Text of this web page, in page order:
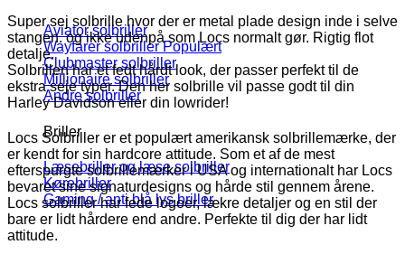
Aviator solbriller
Wayfarer solbriller
Clubmaster solbriller
Millionaire solbriller
Andre solbriller
Briller
Læsebriller og læse solbriller
Kørebriller
Gaming / anti blå lys briller
Super sej solbrille hvor der er metal plade design inde i selve
stangen. og ikke udenpå som Locs normalt gør. Rigtig flot
detalje.
Solbrillen har et fedt hårdt look, der passer perfekt til de
ekstra seje typer. Den her solbrille vil passe godt til din
Harley Davidson eller din lowrider!
Locs Solbriller er et populært amerikansk solbrillemærke, der
er kendt for sin hardcore attitude. Som et af de mest
efterspurgte solbrillemærker i USA og internationalt har Locs
bevaret sine signaturdesigns og hårde stil gennem årene.
Locs solbriller har fede logoer, lækre detaljer og en stil der
bare er lidt hårdere end andre. Perfekte til dig der har lidt
attitude.